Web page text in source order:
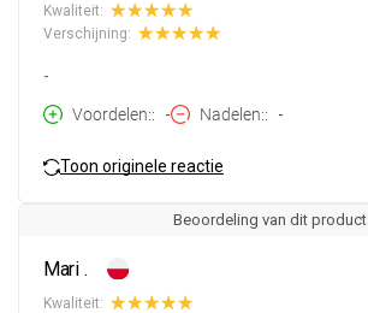
Kwaliteit:
Verschijning:
-
Voordelen:
- Nadelen: -
Toon originele reactie
Beoordeling van dit product
Mari .
Kwaliteit: